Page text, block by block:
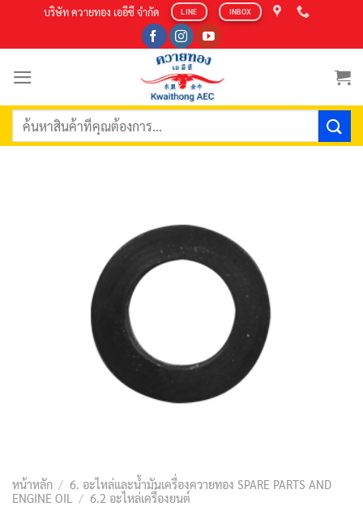
content
บริษัท ควายทอง เออีซี จำกัด LINE INBOX
ค้นหา:
หน้าหลัก / 6. อะไหล่และน้ำมันเครื่องควายทอง SPARE PARTS AND
ENGINE OIL
/ 6.2 อะไหล่เครื่องยนต์